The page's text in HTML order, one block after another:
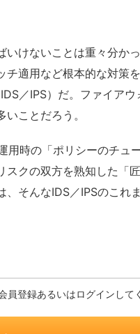
けないことは重々分か
適用など根本的な対策
／IPS）だ。ファイア
ことだろう。
時の「ポリシーのチュ
クの双方を熟知した「
そんなIDS／IPSのこれ
登録あるいはログインして